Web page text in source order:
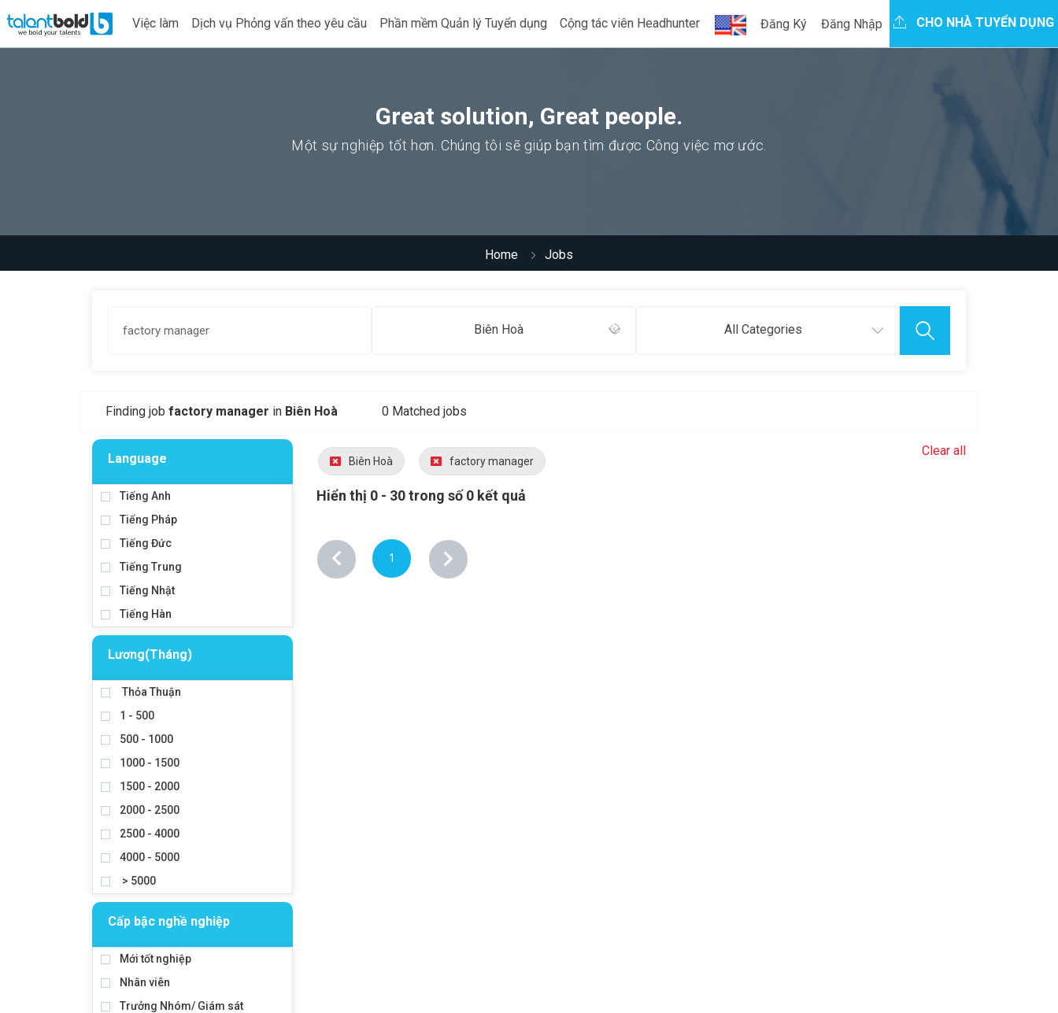
Việc làm Dịch vụ Phỏng vấn theo yêu cầu Phần mềm Quản lý Tuyển dụng Cộng tác viên Headhunter Đăng Ký Đăng Nhập CHO NHÀ TUYỂN DỤNG
Great solution, Great people.
Một sự nghiệp tốt hơn. Chúng tôi sẽ giúp bạn tìm được Công việc mơ ước.
Home Jobs
Biên Hoà All Categories
Finding job factory manager in Biên Hoà 0 Matched jobs
Language
Tiếng Anh
Tiếng Pháp
Tiếng Đức
Tiếng Trung
Tiếng Nhật
Tiếng Hàn
Lương(Tháng)
Thỏa Thuận
1 - 500
500 - 1000
1000 - 1500
1500 - 2000
2000 - 2500
2500 - 4000
4000 - 5000
> 5000
Cấp bậc nghề nghiệp
Mới tốt nghiệp
Nhân viên
Trưởng Nhóm/ Giám sát
Biên Hoà factory manager
Clear all
Hiển thị 0 - 30 trong số 0 kết quả
1